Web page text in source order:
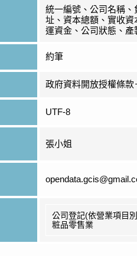
統一編號、公司名稱、
址、資本總額、實收資
運資金、公司狀態、產
約筆
政府資料開放授權條款
UTF-8
張小姐
公司登記(依營業項目
粧品零售業